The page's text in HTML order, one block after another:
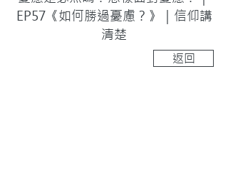
EP57《如何勝過憂慮？》｜信仰講
清楚
返回